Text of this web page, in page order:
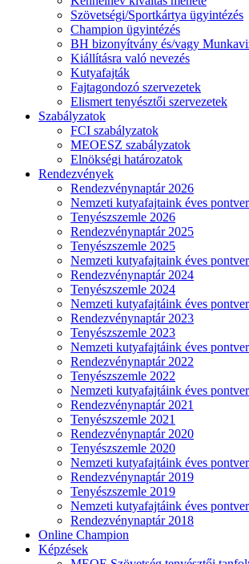
Szövetségi/Sportkártya ügyintézés
Champion ügyintézés
BH bizonyítvány és/vagy
Kiállításra való nevezés
Kutyafajták
Fajtagondozó szervezetek
Elismert tenyésztői szervezetek
Szabályzatok
FCI szabályzatok
MEOESZ szabályzatok
Elnökségi határozatok
Rendezvények
Rendezvénynaptár 2026
Nemzeti kutyafajtaink éves
Tenyészszemle 2026
Rendezvénynaptár 2025
Tenyészszemle 2025
Nemzeti kutyafajtaink éves
Rendezvénynaptár 2024
Tenyészszemle 2024
Nemzeti kutyafajtáink éves
Rendezvénynaptár 2023
Tenyészszemle 2023
Nemzeti kutyafajtáink éves
Rendezvénynaptár 2022
Tenyészszemle 2022
Nemzeti kutyafajtáink éves
Rendezvénynaptár 2021
Tenyészszemle 2021
Rendezvénynaptár 2020
Tenyészszemle 2020
Nemzeti kutyafajtáink éves
Rendezvénynaptár 2019
Tenyészszemle 2019
Nemzeti kutyafajtáink éves
Rendezvénynaptár 2018
Online Champion
Képzések